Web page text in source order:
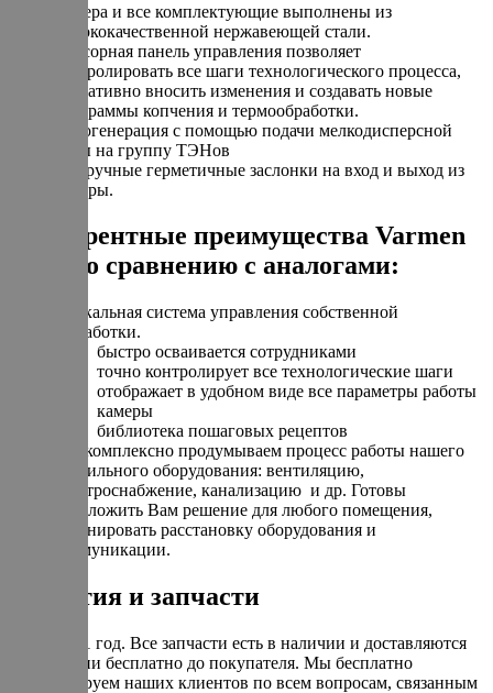
Камера и все комплектующие выполнены из
высококачественной нержавеющей стали.
Сенсорная панель управления позволяет
контролировать все шаги технологического процесса,
оперативно вносить изменения и создавать новые
программы копчения и термообработки.
Парогенерация с помощью подачи мелкодисперсной
воды на группу ТЭНов
Две ручные герметичные заслонки на вход и выход из
камеры.
Конкурентные преимущества Varmen
Mini по сравнению с аналогами:
Уникальная система управления собственной
разработки.
быстро осваивается сотрудниками
точно контролирует все технологические шаги
отображает в удобном виде все параметры работы
камеры
библиотека пошаговых рецептов
Мы комплексно продумываем процесс работы нашего
коптильного оборудования: вентиляцию,
электроснабжение, канализацию и др. Готовы
предложить Вам решение для любого помещения,
спланировать расстановку оборудования и
коммуникации.
Гарантия и запчасти
Гарантия 1 год. Все запчасти есть в наличии и доставляются
по гарантии бесплатно до покупателя. Мы бесплатно
консультируем наших клиентов по всем вопросам, связанным